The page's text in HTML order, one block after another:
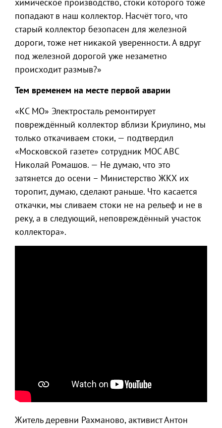
попадают в наш коллектор. Насчёт того, что
старый коллектор безопасен для железной
дороги, тоже нет никакой уверенности. А вдруг
под железной дорогой уже незаметно
происходит размыв?»
Тем временем на месте первой аварии
«КС МО» Электросталь ремонтирует
повреждённый коллектор вблизи Криулино, мы
только откачиваем стоки, — подтвердил
«Московской газете» сотрудник МОС АВС
Николай Ромашов. — Не думаю, что это
затянется до осени – Министерство ЖКХ их
торопит, думаю, сделают раньше. Что касается
откачки, мы сливаем стоки не на рельеф и не в
реку, а в следующий, неповреждённый участок
коллектора».
Житель деревни Рахманово, активист Антон